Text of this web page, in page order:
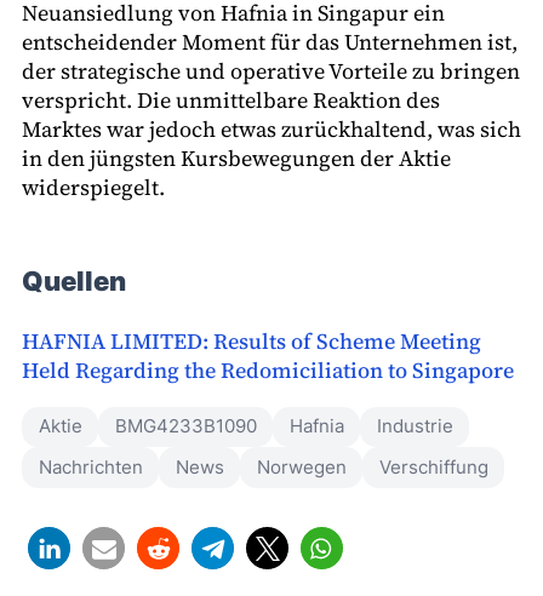
Neuansiedlung von Hafnia in Singapur ein
entscheidender Moment für das Unternehmen ist,
der strategische und operative Vorteile zu bringen
verspricht. Die unmittelbare Reaktion des
Marktes war jedoch etwas zurückhaltend, was sich
in den jüngsten Kursbewegungen der Aktie
widerspiegelt.
Quellen
HAFNIA LIMITED: Results of Scheme Meeting
Held Regarding the Redomiciliation to Singapore
Aktie BMG4233B1090 Hafnia
Industrie
Nachrichten
News Norwegen Verschiffung